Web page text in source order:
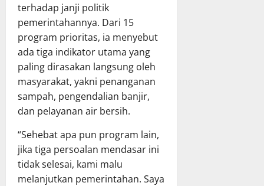
terhadap janji politik
pemerintahannya. Dari 15
program prioritas, ia menyebut
ada tiga indikator utama yang
paling dirasakan langsung oleh
masyarakat, yakni penanganan
sampah, pengendalian banjir,
dan pelayanan air bersih.
“Sehebat apa pun program lain,
jika tiga persoalan mendasar ini
tidak selesai, kami malu
melanjutkan pemerintahan. Saya